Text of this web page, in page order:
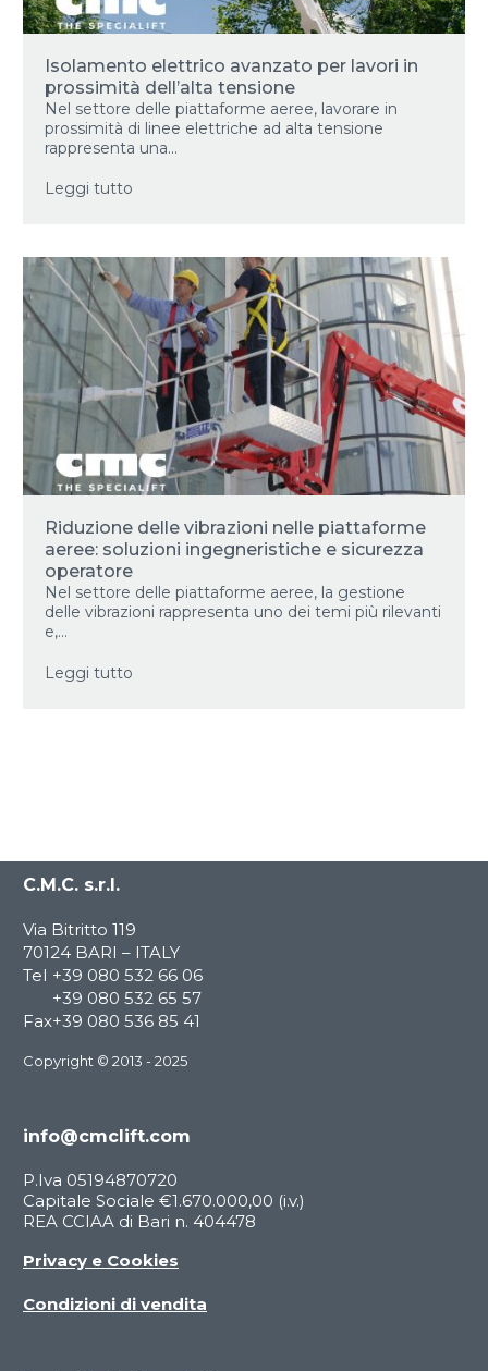
Isolamento elettrico avanzato per lavori in
prossimità dell’alta tensione
Nel settore delle piattaforme aeree, lavorare in
prossimità di linee elettriche ad alta tensione
rappresenta una...
Leggi tutto
Riduzione delle vibrazioni nelle piattaforme
aeree: soluzioni ingegneristiche e sicurezza
operatore
Nel settore delle piattaforme aeree, la gestione
delle vibrazioni rappresenta uno dei temi più rilevanti
e,...
Leggi tutto
C.M.C. s.r.l.
Via Bitritto 119
70124 BARI – ITALY
Tel +39 080 532 66 06
+39 080 532 65 57
Fax+39 080 536 85 41
Copyright © 2013 - 2025
info@cmclift.com
P.Iva 05194870720
Capitale Sociale €1.670.000,00 (i.v.)
REA CCIAA di Bari n. 404478
Privacy e Cookies
Condizioni di vendita